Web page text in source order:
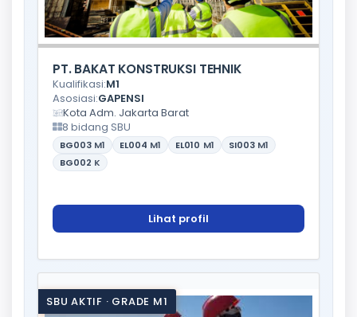
PT. BAKAT KONSTRUKSI TEHNIK
Kualifikasi:M1
Asosiasi:GAPENSI
Kota Adm. Jakarta Barat
8 bidang SBU
BG003 M1 EL004 M1 EL010 M1 SI003 M1
BG002 K
Lihat profil
SBU AKTIF · GRADE M1